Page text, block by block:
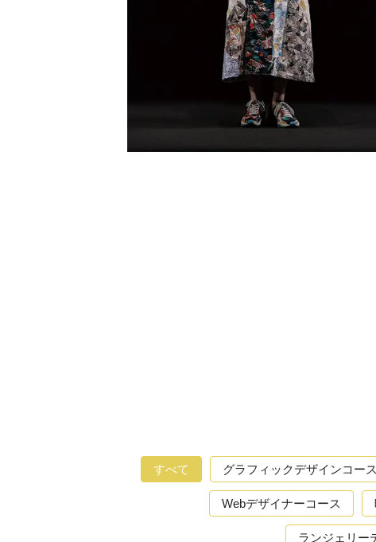
すべて グラフィックデザインコース
Webデザイナーコース
ランジェリー